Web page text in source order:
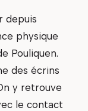
depuis
physique
Pouliquen.
des écrins
y retrouve
le contact